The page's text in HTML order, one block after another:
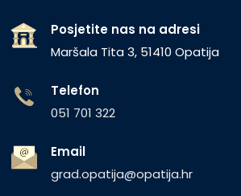
Posjetite nas na adresi
Maršala Tita 3, 51410 Opatija
Telefon
051 701 322
Email
grad.opatija@opatija.hr